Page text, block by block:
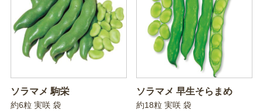
ソラマメ 駒栄
約6粒 実咲 袋
ソラマメ 早生そらまめ
約18粒 実咲 袋